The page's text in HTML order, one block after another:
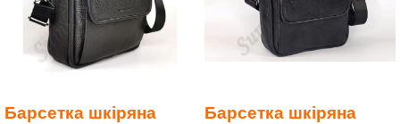
Барсетка шкіряна
Барсетка шкіряна